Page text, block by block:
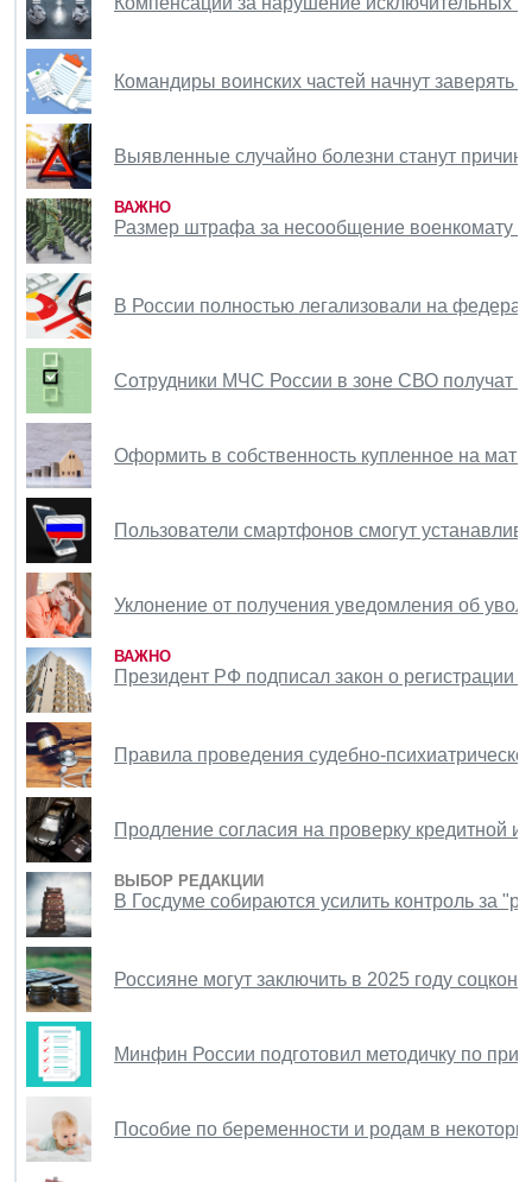
Командиры воинских частей начнут заверять
Выявленные случайно болезни станут
ВАЖНО
Размер штрафа за несообщение военкомату
В России полностью легализовали на
Сотрудники МЧС России в зоне СВО получат
Оформить в собственность купленное на
Пользователи смартфонов смогут
Уклонение от получения уведомления об
ВАЖНО
Президент РФ подписал закон о регистрации
Правила проведения судебно-
Продление согласия на проверку кредитной
ВЫБОР РЕДАКЦИИ
В Госдуме собираются усилить контроль за
Россияне могут заключить в 2025 году
Минфин России подготовил методичку по
Пособие по беременности и родам в